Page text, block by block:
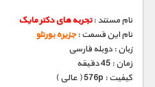
نام مستند :تجربه های دکتر مایک
نام این قسمت : جزیره بورنئو
زبان : دوبله فارسی
زمان : 45 دقیقه
کیفیت : 576p ( عالی )